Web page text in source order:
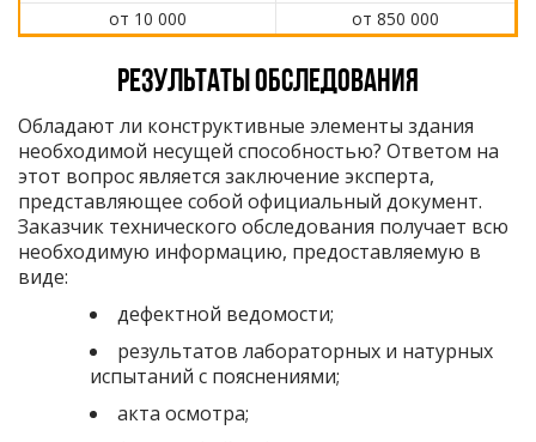
от 10 000
от 850 000
Результаты обследования
Обладают ли конструктивные элементы здания
необходимой несущей способностью? Ответом на
этот вопрос является заключение эксперта,
представляющее собой официальный документ.
Заказчик технического обследования получает всю
необходимую информацию, предоставляемую в
виде:
дефектной ведомости;
результатов лабораторных и натурных
испытаний с пояснениями;
акта осмотра;